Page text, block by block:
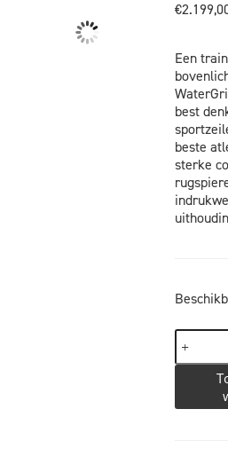
€
Een
best
beste
sterke